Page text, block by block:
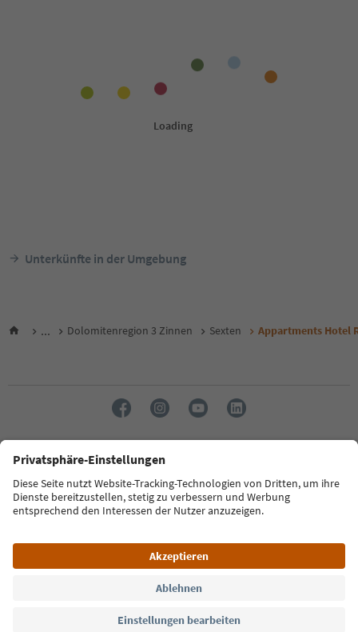
Unterkünfte in der Umgebung
... Dolomitenregion 3 Zinnen Sexten Appartments Hotel
Sprache: Deutsch
FAQ Kontakt Presse MICE Datenschutzerklärung
Zugänglichkeitserklärung